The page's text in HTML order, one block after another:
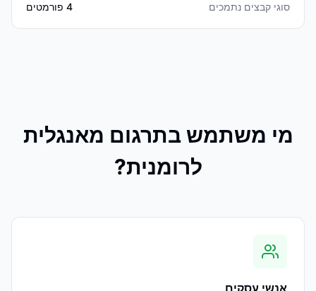
סוגי קבצים נתמכים 4 פורמטים
מי משתמש בתרגום מאנגלית
לרומנית?
אנשי עסקים